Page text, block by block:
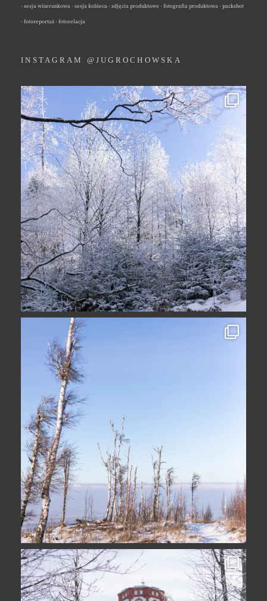
· sesja wizerunkowa · sesja kobieca · zdjęcia produktowe · fotografia produktowa · packshot
· fotoreportaż · fotorelacja
INSTAGRAM @JUGROCHOWSKA